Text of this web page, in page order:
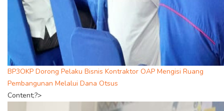
BP3OKP Dorong Pelaku Bisnis Kontraktor OAP Mengisi Ruang
Pembangunan Melalui Dana Otsus
Content;?>